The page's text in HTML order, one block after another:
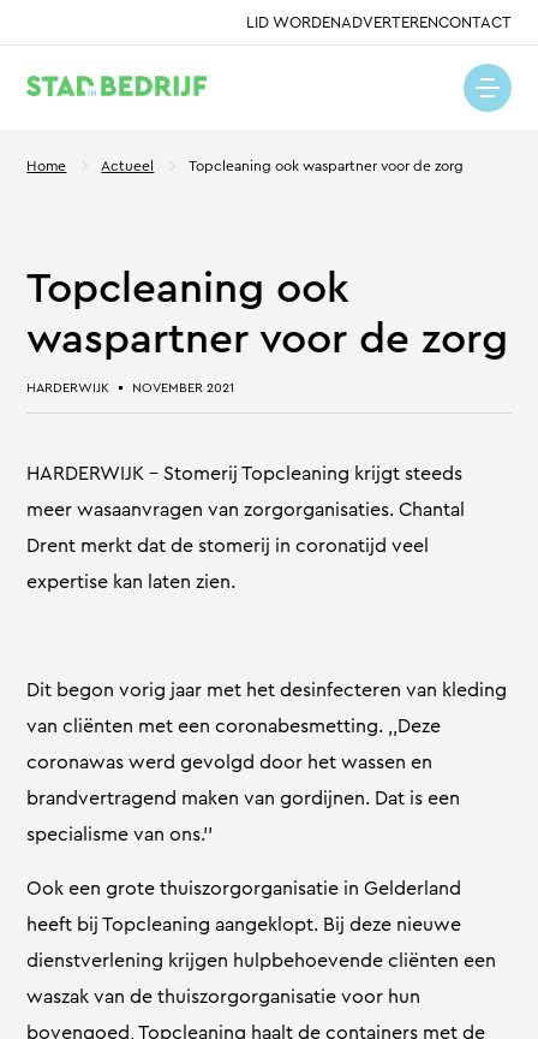
LID WORDENADVERTERENCONTACT
Home Actueel Topcleaning ook waspartner voor de zorg
Topcleaning ook
waspartner voor de zorg
HARDERWIJK NOVEMBER 2021
HARDERWIJK – Stomerij Topcleaning krijgt steeds
meer wasaanvragen van zorgorganisaties. Chantal
Drent merkt dat de stomerij in coronatijd veel
expertise kan laten zien.
Dit begon vorig jaar met het desinfecteren van kleding
van cliënten met een coronabesmetting. ,,Deze
coronawas werd gevolgd door het wassen en
brandvertragend maken van gordijnen. Dat is een
specialisme van ons.’’
Ook een grote thuiszorgorganisatie in Gelderland
heeft bij Topcleaning aangeklopt. Bij deze nieuwe
dienstverlening krijgen hulpbehoevende cliënten een
waszak van de thuiszorgorganisatie voor hun
bovengoed, Topcleaning haalt de containers met de